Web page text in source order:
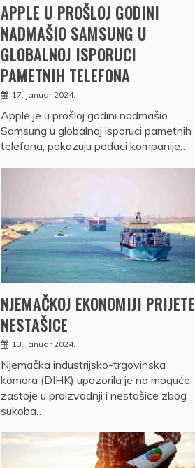
APPLE U PROŠLOJ GODINI
NADMAŠIO SAMSUNG U
GLOBALNOJ ISPORUCI
PAMETNIH TELEFONA
17. januar 2024.
Apple je u prošloj godini nadmašio
Samsung u globalnoj isporuci pametnih
telefona, pokazuju podaci kompanije…
NJEMAČKOJ EKONOMIJI PRIJETE
NESTAŠICE
13. januar 2024.
Njemačka industrijsko-trgovinska
komora (DIHK) upozorila je na moguće
zastoje u proizvodnji i nestašice zbog
sukoba…